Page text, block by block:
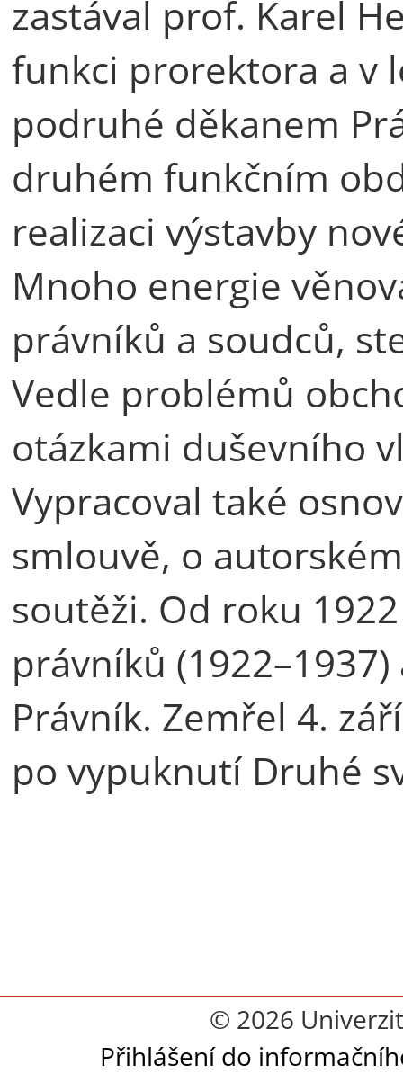
zastával prof. Karel
funkci prorektora a v
podruhé děkanem
druhém funkčním
realizaci výstavby
Mnoho energie
právníků a soudců,
Vedle problémů
otázkami duševního
Vypracoval také
smlouvě, o
soutěži. Od roku
právníků
Právník. Zemřel 4.
po vypuknutí Druhé
© 2026
Přihlášení do